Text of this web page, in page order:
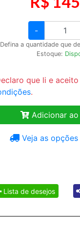
-
Defina a quantidade que
Estoque:
que li e
.
Adicionar
Veja as opções
Lista de desejos